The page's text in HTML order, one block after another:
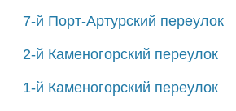
7-й Порт-Артурский переулок
2-й Каменогорский переулок
1-й Каменогорский переулок